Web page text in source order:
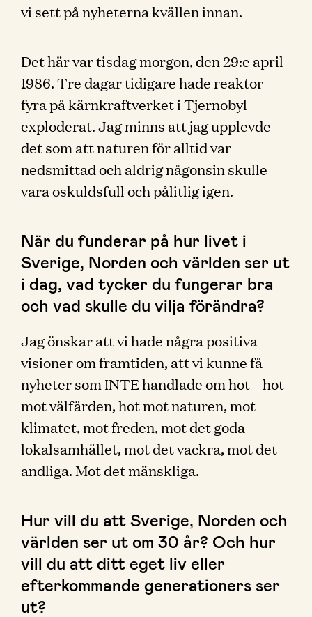
vi sett på nyheterna kvällen innan.
Det här var tisdag morgon, den 29:e april
1986. Tre dagar tidigare hade reaktor
fyra på kärnkraftverket i Tjernobyl
exploderat. Jag minns att jag upplevde
det som att naturen för alltid var
nedsmittad och aldrig någonsin skulle
vara oskuldsfull och pålitlig igen.
När du funderar på hur livet i
Sverige, Norden och världen ser ut
i dag, vad tycker du fungerar bra
och vad skulle du vilja förändra?
Jag önskar att vi hade några positiva
visioner om framtiden, att vi kunne få
nyheter som INTE handlade om hot – hot
mot välfärden, hot mot naturen, mot
klimatet, mot freden, mot det goda
lokalsamhället, mot det vackra, mot det
andliga. Mot det mänskliga.
Hur vill du att Sverige, Norden och
världen ser ut om 30 år? Och hur
vill du att ditt eget liv eller
efterkommande generationers ser
ut?